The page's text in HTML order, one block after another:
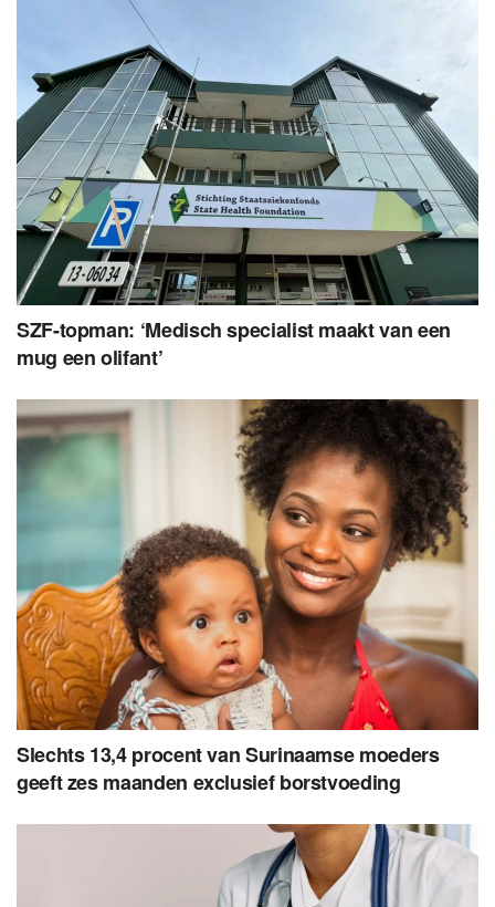
SZF-topman: ‘Medisch specialist maakt van een
mug een olifant’
Slechts 13,4 procent van Surinaamse moeders
geeft zes maanden exclusief borstvoeding